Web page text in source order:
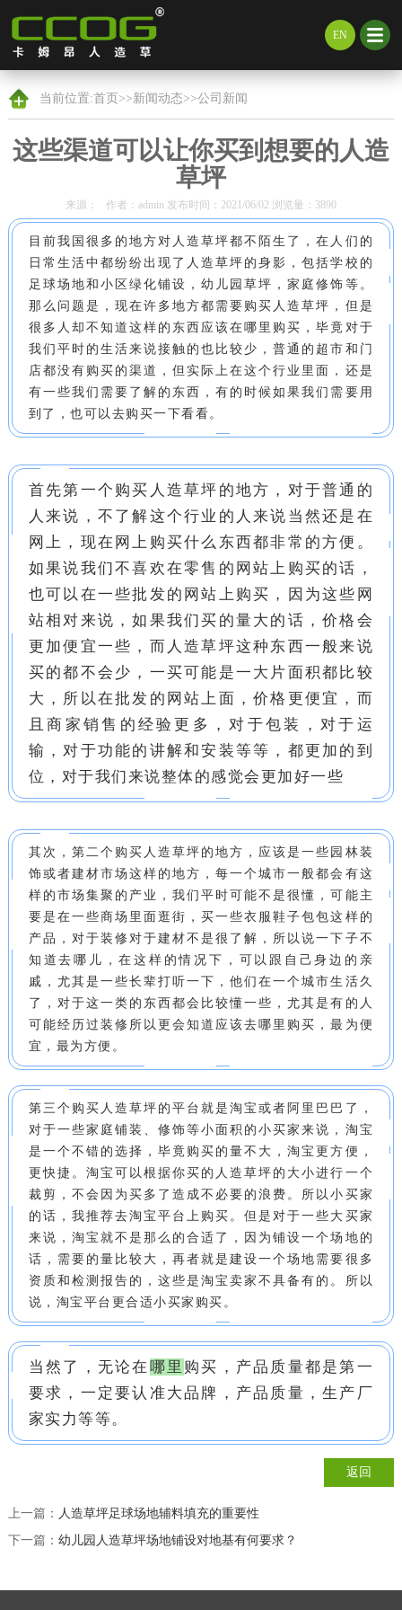
EN
当前位置:首页 >>新闻动态>>公司新闻
这些渠道可以让你买到想要的人造
草坪
来源： 作者：admin 发布时间：2021/06/02 浏览量：3890
目前我国很多的地方对人造草坪都不陌生了，在人们的
日常生活中都纷纷出现了人造草坪的身影，包括学校的
足球场地和小区绿化铺设，幼儿园草坪，家庭修饰等。
那么问题是，现在许多地方都需要购买人造草坪，但是
很多人却不知道这样的东西应该在哪里购买，毕竟对于
我们平时的生活来说接触的也比较少，普通的超市和门
店都没有购买的渠道，但实际上在这个行业里面，还是
有一些我们需要了解的东西，有的时候如果我们需要用
到了，也可以去购买一下看看。
首先第一个购买人造草坪的地方，对于普通的
人来说，不了解这个行业的人来说当然还是在
网上，现在网上购买什么东西都非常的方便。
如果说我们不喜欢在零售的网站上购买的话，
也可以在一些批发的网站上购买，因为这些网
站相对来说，如果我们买的量大的话，价格会
更加便宜一些，而人造草坪这种东西一般来说
买的都不会少，一买可能是一大片面积都比较
大，所以在批发的网站上面，价格更便宜，而
且商家销售的经验更多，对于包装，对于运
输，对于功能的讲解和安装等等，都更加的到
位，对于我们来说整体的感觉会更加好一些
其次，第二个购买人造草坪的地方，应该是一些园林装
饰或者建材市场这样的地方，每一个城市一般都会有这
样的市场集聚的产业，我们平时可能不是很懂，可能主
要是在一些商场里面逛街，买一些衣服鞋子包包这样的
产品，对于装修对于建材不是很了解，所以说一下子不
知道去哪儿，在这样的情况下，可以跟自己身边的亲
戚，尤其是一些长辈打听一下，他们在一个城市生活久
了，对于这一类的东西都会比较懂一些，尤其是有的人
可能经历过装修所以更会知道应该去哪里购买，最为便
宜，最为方便。
第三个购买人造草坪的平台就是淘宝或者阿里巴巴了，
对于一些家庭铺装、修饰等小面积的小买家来说，淘宝
是一个不错的选择，毕竟购买的量不大，淘宝更方便，
更快捷。淘宝可以根据你买的人造草坪的大小进行一个
裁剪，不会因为买多了造成不必要的浪费。所以小买家
的话，我推荐去淘宝平台上购买。但是对于一些大买家
来说，淘宝就不是那么的合适了，因为铺设一个场地的
话，需要的量比较大，再者就是建设一个场地需要很多
资质和检测报告的，这些是淘宝卖家不具备有的。所以
说，淘宝平台更合适小买家购买。
当然了，无论在 哪里 购买，产品质量都是第一
要求，一定要认准大品牌，产品质量，生产厂
家实力等等。
返回
上一篇： 人造草坪足球场地辅料填充的重要性
下一篇： 幼儿园人造草坪场地铺设对地基有何要求？